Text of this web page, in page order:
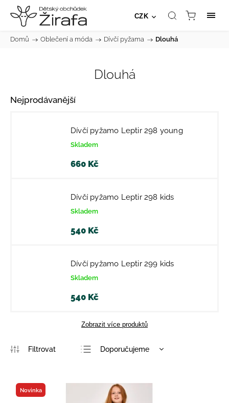
CZK
Domů / Oblečení a móda / Dívčí pyžama / Dlouhá
Dlouhá
Nejprodávanější
Dívčí pyžamo Leptir 298 young
Skladem
660 Kč
Dívčí pyžamo Leptir 298 kids
Skladem
540 Kč
Dívčí pyžamo Leptir 299 kids
Skladem
540 Kč
Zobrazit více produktů
Doporučujeme
Nejdražší
Nejprodávanější
Novinka